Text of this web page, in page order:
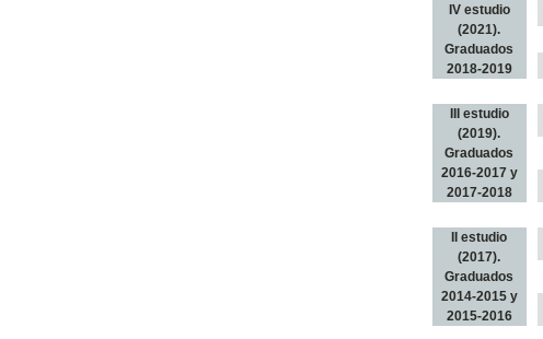
IV estudio
(2021).
Graduados
2018-2019
III estudio
(2019).
Graduados
2016-2017 y
2017-2018
II estudio
(2017).
Graduados
2014-2015 y
2015-2016